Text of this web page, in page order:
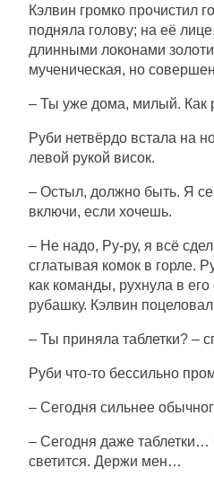
Кэлвин громко прочистил
подняла голову; на её
длинными локонами
мученическая, но
– Ты уже дома, милый. Как
Руби нетвёрдо встала на
левой рукой висок.
– Остыл, должно быть. Я
включи, если хочешь.
– Не надо, Ру-ру, я всё
сглатывая комок в горле.
как команды, рухнула в
рубашку. Кэлвин
– Ты приняла таблетки? –
Руби что-то бессильно
– Сегодня сильнее
– Сегодня даже таблетки…
светится. Держи мен…